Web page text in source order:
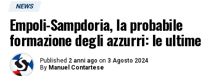
NEWS
Empoli-Sampdoria, la probabile
formazione degli azzurri: le ultime
Published 2 anni ago on 3 Agosto 2024
By Manuel Contartese